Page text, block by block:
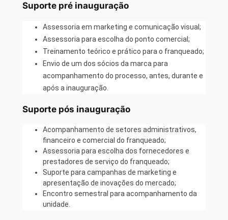
Suporte pré inauguração
Assessoria em marketing e comunicação visual;
Assessoria para escolha do ponto comercial;
Treinamento teórico e prático para o franqueado;
Envio de um dos sócios da marca para
acompanhamento do processo, antes, durante e
após a inauguração.
Suporte pós inauguração
Acompanhamento de setores administrativos,
financeiro e comercial do franqueado;
Assessoria para escolha dos fornecedores e
prestadores de serviço do franqueado;
Suporte para campanhas de marketing e
apresentação de inovações do mercado;
Encontro semestral para acompanhamento da
unidade.